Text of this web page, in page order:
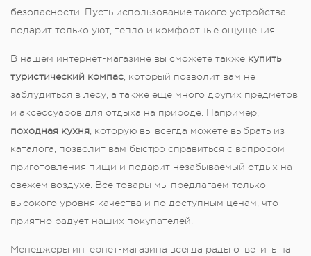
безопасности. Пусть использование такого устройства
подарит только уют, тепло и комфортные ощущения.
В нашем интернет-магазине вы сможете также купить
туристический компас , который позволит вам не
заблудиться в лесу, а также еще много других предметов
и аксессуаров для отдыха на природе. Например,
походная кухня , которую вы всегда можете выбрать из
каталога, позволит вам быстро справиться с вопросом
приготовления пищи и подарит незабываемый отдых на
свежем воздухе. Все товары мы предлагаем только
высокого уровня качества и по доступным ценам, что
приятно радует наших покупателей.
Менеджеры интернет-магазина всегда рады ответить на